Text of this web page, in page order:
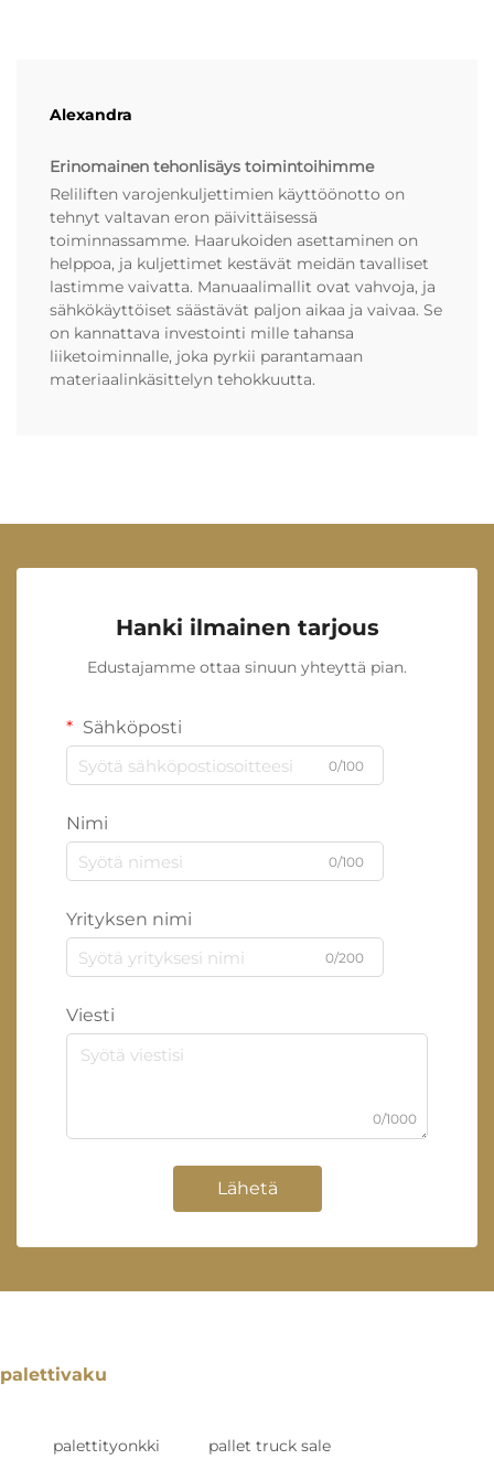
Alexandra
Erinomainen tehonlisäys toimintoihimme
Reliliften varojenkuljettimien käyttöönotto on
tehnyt valtavan eron päivittäisessä
toiminnassamme. Haarukoiden asettaminen on
helppoa, ja kuljettimet kestävät meidän tavalliset
lastimme vaivatta. Manuaalimallit ovat vahvoja, ja
sähkökäyttöiset säästävät paljon aikaa ja vaivaa. Se
on kannattava investointi mille tahansa
liiketoiminnalle, joka pyrkii parantamaan
materiaalinkäsittelyn tehokkuutta.
Hanki ilmainen tarjous
Edustajamme ottaa sinuun yhteyttä pian.
Sähköposti
0/100
Nimi
0/100
Yrityksen nimi
0/200
Viesti
0/1000
Lähetä
palettivaku
palettityonkki pallet truck sale